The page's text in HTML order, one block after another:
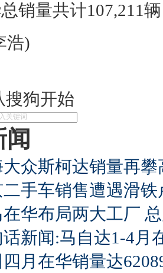
销量共计107,211
浩)
搜狗开始
大众斯柯达销量再
手车销售遭遇滑
华布局两大工厂
新闻:马自达1-4月
月在华销量达